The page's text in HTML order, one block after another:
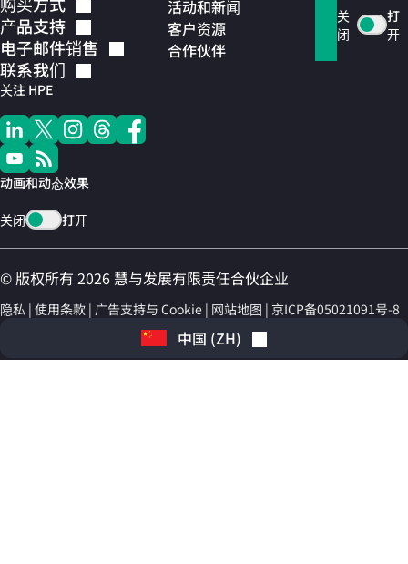
产品支持
电子邮件销售
联系我们
关注 HPE
动画和动态效果
关闭 打开
活动和新闻
客户资源
合作伙伴
关
闭
打
开
© 版权所有 2026 慧与发展有限责任合伙企业
隐私 使用条款 广告支持与 Cookie 网站地图 京ICP备05021091号-8
中国 (ZH)